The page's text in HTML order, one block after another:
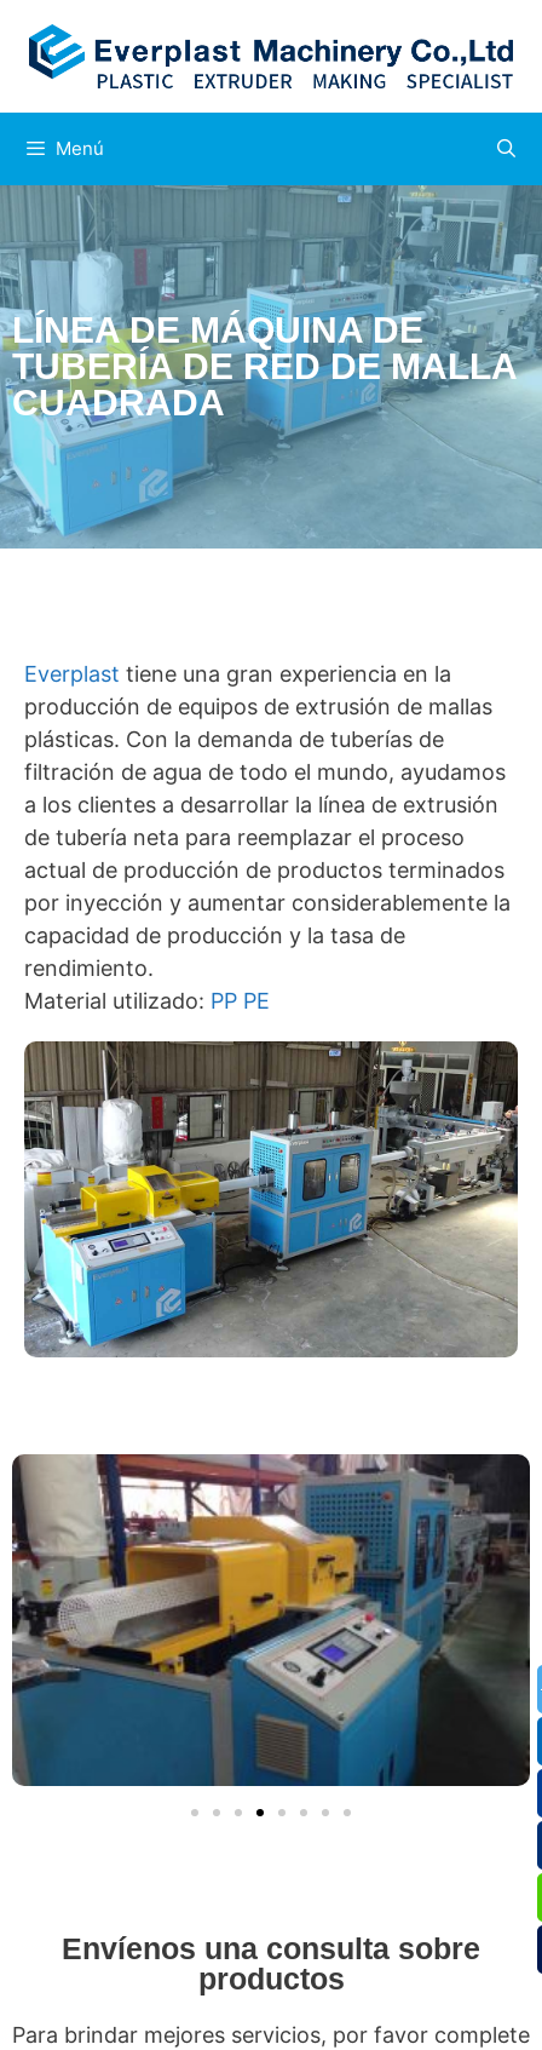
Menú
LÍNEA DE MÁQUINA DE
TUBERÍA DE RED DE MALLA
CUADRADA
Everplast tiene una gran experiencia en la
producción de equipos de extrusión de mallas
plásticas. Con la demanda de tuberías de
filtración de agua de todo el mundo, ayudamos
a los clientes a desarrollar la línea de extrusión
de tubería neta para reemplazar el proceso
actual de producción de productos terminados
por inyección y aumentar considerablemente la
capacidad de producción y la tasa de
rendimiento.
Material utilizado: PP PE
Envíenos una consulta sobre
productos
Para brindar mejores servicios, por favor complete